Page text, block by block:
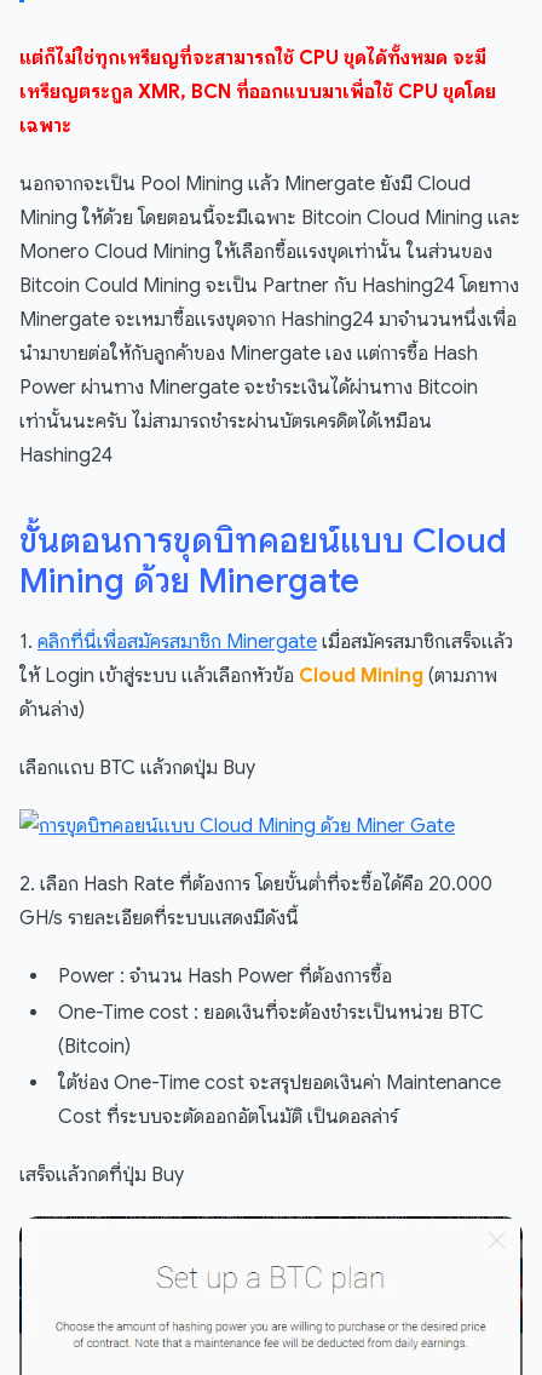
แต่ก็ไม่ใช่ทุกเหรียญที่จะสามารถใช้ CPU ขุดได้ทั้งหมด จะมี
เหรียญตระกูล XMR, BCN ที่ออกแบบมาเพื่อใช้ CPU ขุดโดย
เฉพาะ
นอกจากจะเป็น Pool Mining แล้ว Minergate ยังมี Cloud
Mining ให้ด้วย โดยตอนนี้จะมีเฉพาะ Bitcoin Cloud Mining และ
Monero Cloud Mining ให้เลือกซื้อแรงขุดเท่านั้น ในส่วนของ
Bitcoin Could Mining จะเป็น Partner กับ Hashing24 โดยทาง
Minergate จะเหมาซื้อแรงขุดจาก Hashing24 มาจำนวนหนึ่งเพื่อ
นำมาขายต่อให้กับลูกค้าของ Minergate เอง แต่การซื้อ Hash
Power ผ่านทาง Minergate จะชำระเงินได้ผ่านทาง Bitcoin
เท่านั้นนะครับ ไม่สามารถชำระผ่านบัตรเครดิตได้เหมือน
Hashing24
ขั้นตอนการขุดบิทคอยน์แบบ Cloud
Mining ด้วย Minergate
1. คลิกที่นี่เพื่อสมัครสมาชิก Minergate เมื่อสมัครสมาชิกเสร็จแล้ว
ให้ Login เข้าสู่ระบบ แล้วเลือกหัวข้อ Cloud Mining (ตามภาพ
ด้านล่าง)
เลือกแถบ BTC แล้วกดปุ่ม Buy
2. เลือก Hash Rate ที่ต้องการ โดยขั้นต่ำที่จะซื้อได้คือ 20.000
GH/s รายละเอียดที่ระบบแสดงมีดังนี้
Power : จำนวน Hash Power ที่ต้องการซื้อ
One-Time cost : ยอดเงินที่จะต้องชำระเป็นหน่วย BTC
(Bitcoin)
ใต้ช่อง One-Time cost จะสรุปยอดเงินค่า Maintenance
Cost ที่ระบบจะตัดออกอัตโนมัติ เป็นดอลล่าร์
เสร็จแล้วกดที่ปุ่ม Buy